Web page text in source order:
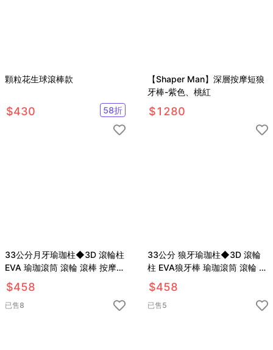
顆粒花生球滾棒款
$430 58折
【Shaper Man】深層按摩短狼
牙棒-紫色、桃紅
$1280
33公分月牙瑜珈柱◆3D 滾輪柱
EVA 瑜珈滾筒 滾輪 滾棒 按摩棒
紓壓 狼牙棒
$458
已售8
33公分 狼牙瑜珈柱◆3D 滾輪
柱 EVA狼牙棒 瑜珈滾筒 滾輪 筋
膜 皮拉提斯 刮痧
$458
已售5